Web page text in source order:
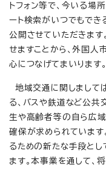
トフォン等で、今いる場
ート検索がいつでもでき
公開させていただきます
せますことから、外国人
心につなげてまいります。
地域交通に関しまして
る、バスや鉄道など公共
生や高齢者等の自ら広
確保が求められています
るための新たな手段とし
ます。本事業を通して、